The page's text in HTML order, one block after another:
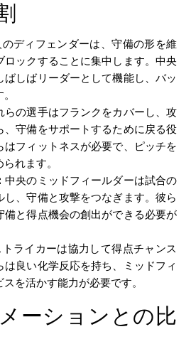
ディフェンダーは、守備の形を維
ロックすることに集中します。中央
しばリーダーとして機能し、バッ
らの選手はフランクをカバーし、攻
、守備をサポートするために戻る役
はフィットネスが必要で、ピッチを
れます。
中央のミッドフィールダーは試合の
し、守備と攻撃をつなぎます。彼ら
備と得点機会の創出ができる必要が
ライカーは協力して得点チャンス
は良い化学反応を持ち、ミッドフィ
を活かす能力が必要です。
ーションとの比